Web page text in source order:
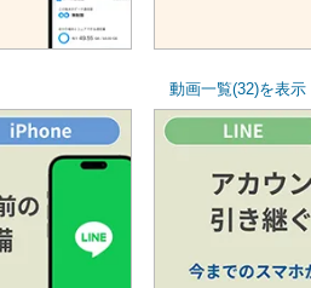
動画一覧(32)を表示
の
アカウ
引き継
今までのスマ